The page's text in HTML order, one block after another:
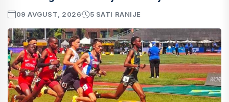
09 AVGUST, 2026 5 SATI RANIJE